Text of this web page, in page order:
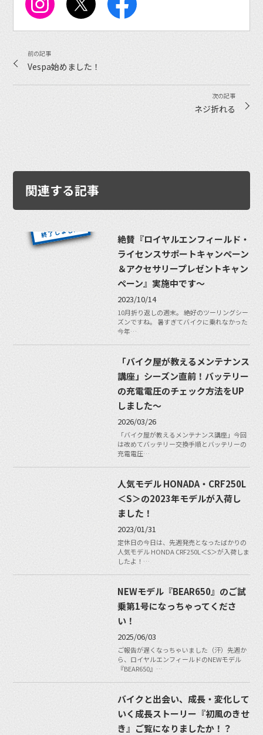
Vespa始めました！
ネジ折れる
関連する記事
絶賛『ロイヤルエンフィールド・
ライセンスサポートキャンペーン
＆アクセサリープレゼントキャン
ペーン』実施中です〜
2023/10/14
10月折り返しの週末。 絶好のツーリングシー
ズンですね。 暑すぎてバイクに乗れなかった
今年…
「バイク屋が教えるメンテナンス
講座」シーズン直前！バッテリー
の充電電圧のチェック方法をUP
しました〜
2026/03/26
「バイク屋が教えるメンテナンス講座」今回
は改めてバッテリー交換手順とバッテリーの
充電電圧…
人気モデル HONADA・CRF250L
＜S＞の2023年モデルが入荷し
ました！
2023/01/31
定休日の今日は、先週発売となったばかりの
人気モデル HONDA CRF250L＜S＞が入荷しま
したよ！…
NEWモデル『BEAR650』のご試
乗第1号になっちゃってくださ
い！
2025/06/03
ご報告が遅くなっちゃいました（汗）先週か
ら、ロイヤルエンフィールドのNEWモデル
『BEAR650』…
バイクと出会い、成長・変化して
いく成長ストーリー『初風のきせ
き』ご覧になりましたか！？